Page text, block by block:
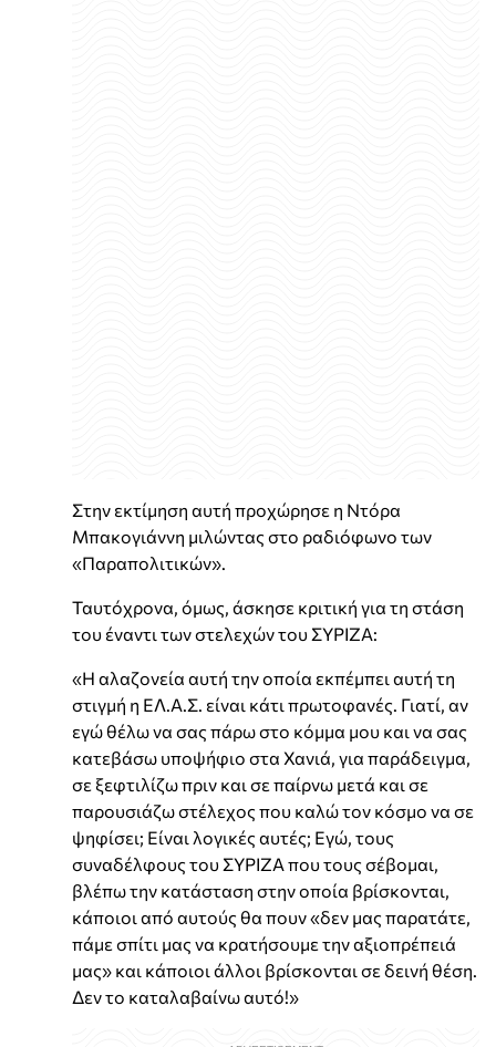
Στην εκτίμηση αυτή προχώρησε η Ντόρα
Μπακογιάννη μιλώντας στο ραδιόφωνο των
«Παραπολιτικών».
Ταυτόχρονα, όμως, άσκησε κριτική για τη στάση
του έναντι των στελεχών του ΣΥΡΙΖΑ:
«Η αλαζονεία αυτή την οποία εκπέμπει αυτή τη
στιγμή η ΕΛ.Α.Σ. είναι κάτι πρωτοφανές. Γιατί, αν
εγώ θέλω να σας πάρω στο κόμμα μου και να σας
κατεβάσω υποψήφιο στα Χανιά, για παράδειγμα,
σε ξεφτιλίζω πριν και σε παίρνω μετά και σε
παρουσιάζω στέλεχος που καλώ τον κόσμο να σε
ψηφίσει; Είναι λογικές αυτές; Εγώ, τους
συναδέλφους του ΣΥΡΙΖΑ που τους σέβομαι,
βλέπω την κατάσταση στην οποία βρίσκονται,
κάποιοι από αυτούς θα πουν «δεν μας παρατάτε,
πάμε σπίτι μας να κρατήσουμε την αξιοπρέπειά
μας» και κάποιοι άλλοι βρίσκονται σε δεινή θέση.
Δεν το καταλαβαίνω αυτό!»